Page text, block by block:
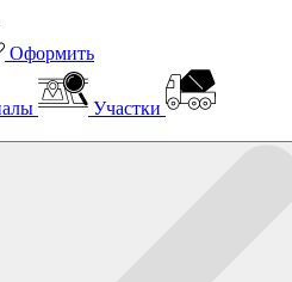
Оформить
Участки